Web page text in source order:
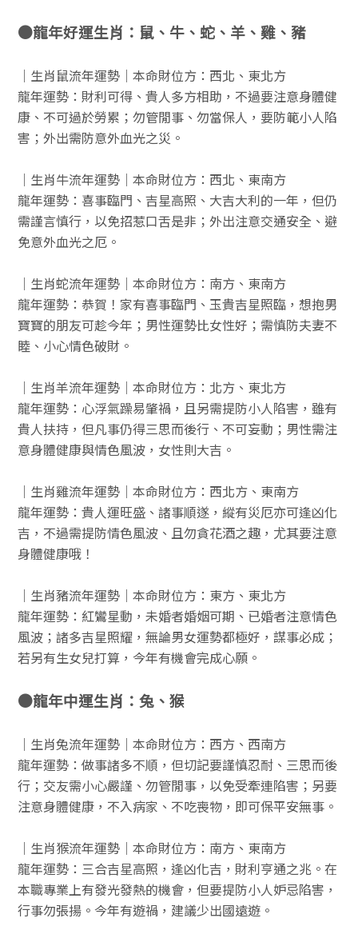
●龍年好運生肖：鼠、牛、蛇、羊、雞、豬
｜生肖鼠流年運勢｜本命財位方：西北、東北方
龍年運勢：財利可得、貴人多方相助，不過要注意身體健
康、不可過於勞累；勿管閒事、勿當保人，要防範小人陷
害；外出需防意外血光之災。
｜生肖牛流年運勢｜本命財位方：西北、東南方
龍年運勢：喜事臨門、吉星高照、大吉大利的一年，但仍
需謹言慎行，以免招惹口舌是非；外出注意交通安全、避
免意外血光之厄。
｜生肖蛇流年運勢｜本命財位方：南方、東南方
龍年運勢：恭賀！家有喜事臨門、玉貴吉星照臨，想抱男
寶寶的朋友可趁今年；男性運勢比女性好；需慎防夫妻不
睦、小心情色破財。
｜生肖羊流年運勢｜本命財位方：北方、東北方
龍年運勢：心浮氣躁易肇禍，且另需提防小人陷害，雖有
貴人扶持，但凡事仍得三思而後行、不可妄動；男性需注
意身體健康與情色風波，女性則大吉。
｜生肖雞流年運勢｜本命財位方：西北方、東南方
龍年運勢：貴人運旺盛、諸事順遂，縱有災厄亦可逢凶化
吉，不過需提防情色風波、且勿貪花酒之趣，尤其要注意
身體健康哦！
｜生肖豬流年運勢｜本命財位方：東方、東北方
龍年運勢：紅鸞星動，未婚者婚姻可期、已婚者注意情色
風波；諸多吉星照耀，無論男女運勢都極好，謀事必成；
若另有生女兒打算，今年有機會完成心願。
●龍年中運生肖：兔、猴
｜生肖兔流年運勢｜本命財位方：西方、西南方
龍年運勢：做事諸多不順，但切記要謹慎忍耐、三思而後
行；交友需小心嚴謹、勿管閒事，以免受牽連陷害；另要
注意身體健康，不入病家、不吃喪物，即可保平安無事。
｜生肖猴流年運勢｜本命財位方：南方、東南方
龍年運勢：三合吉星高照，逢凶化吉，財利亨通之兆。在
本職專業上有發光發熱的機會，但要提防小人妒忌陷害，
行事勿張揚。今年有遊禍，建議少出國遠遊。